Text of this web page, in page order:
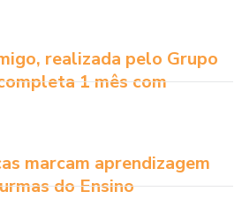
realizada pelo Grupo
1 mês com
marcam aprendizagem
do Ensino